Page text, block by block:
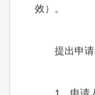
效）。
提出申
1．申请